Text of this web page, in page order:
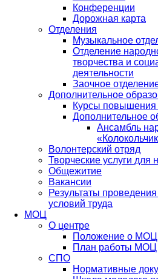
Конференции
Дорожная карта
Отделения
Музыкальное
Отделение
творчества и
деятельности
Заочное
Дополнительное
Курсы повышения
Дополнительное
Ансамбль
Волонтерский отряд
Творческие услуги для
Общежитие
Вакансии
Результаты
условий труда
МОЦ
О центре
Положение о МОЦ
План работы МОЦ
СПО
Нормативные